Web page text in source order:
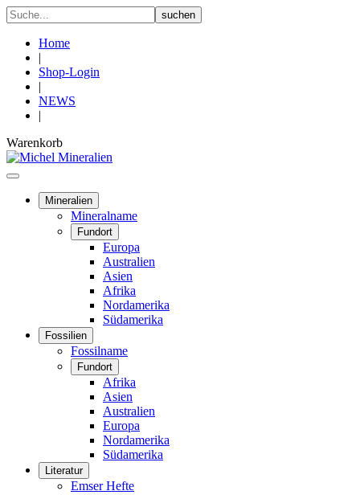
Home
|
Shop-Login
|
NEWS
|
Warenkorb
Mineralien
Mineralname
Fundort
Europa
Australien
Asien
Afrika
Nordamerika
Südamerika
Fossilien
Fossilname
Fundort
Afrika
Asien
Australien
Europa
Nordamerika
Südamerika
Literatur
Emser Hefte